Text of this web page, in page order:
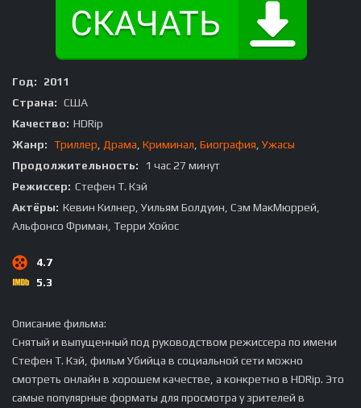
Год:
2011
Страна: США
Качество: HDRip
Жанр: Триллер Драма Криминал Биография Ужасы
Продолжительность:
1 час 27 минут
Режиссер: Стефен Т. Кэй
Актёры: Кевин Килнер, Уильям Болдуин, Сэм МакМюррей,
Альфонсо Фриман, Терри Хойос
4.7
5.3
Описание фильма:
Снятый и выпущенный под руководством режиссера по имени
Стефен Т. Кэй, фильм Убийца в социальной сети можно
смотреть онлайн в хорошем качестве, а конкретно в HDRip. Это
самые популярные форматы для просмотра у зрителей в